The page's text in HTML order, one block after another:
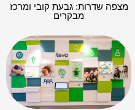
מצפה שדרות: גבעת קובי ומרכז
מבקרים